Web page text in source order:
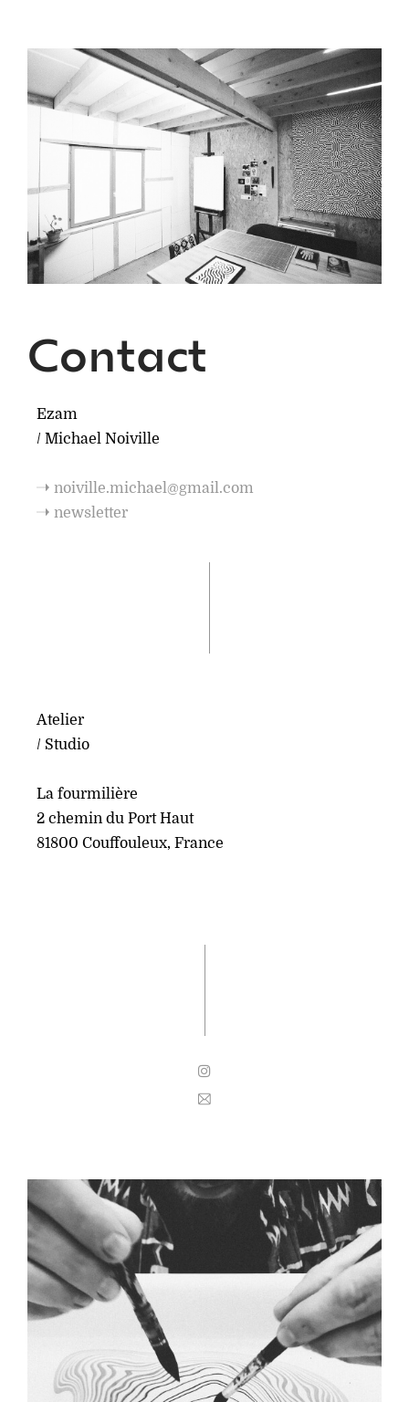
Contact
Ezam
/ Michael Noiville
noiville.michael@gmail.com
newsletter
Atelier
/ Studio
La fourmilière
2 chemin du Port Haut
81800 Couffouleux, France